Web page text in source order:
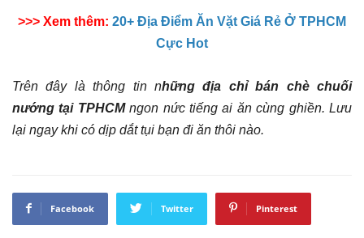
>>> Xem thêm: 20+ Địa Điểm Ăn Vặt Giá Rẻ Ở TPHCM
Cực Hot
Trên đây là thông tin những địa chỉ bán chè chuối
nướng tại TPHCMngon nức tiếng ai ăn cùng ghiền. Lưu
lại ngay khi có dịp dắt tụi bạn đi ăn thôi nào.
Facebook Twitter Pinterest